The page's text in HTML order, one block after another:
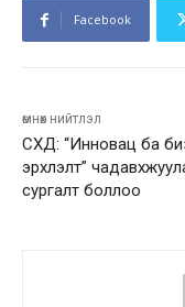
Facebook
өмнөх нийтлэл
СХД: “Инновац ба
эрхлэлт”
сургалт боллоо